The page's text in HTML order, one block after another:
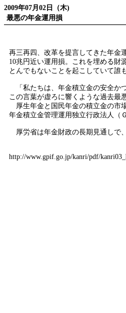
2009年07月02日（木)
最悪の年金運用損
再三再四、改革を提言してきた年金運
10兆円近い運用損。これを埋める財
とんでもないことを起こしていて誰
「私たちは、年金積立金の安全か
この言葉が虚ろに響くような過去最
厚生年金と国民年金の積立金の市
年金積立金管理運用独立行政法人（
厚労省は年金財政の長期見通しで
http://www.gpif.go.jp/kanri/pdf/